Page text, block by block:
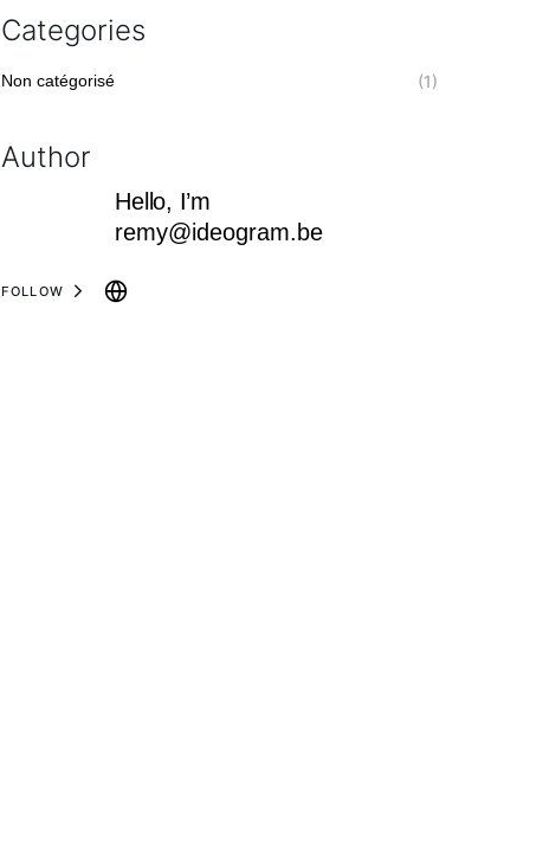
Categories
Non catégorisé (1)
Author
Hello, I’m
remy@ideogram.be
FOLLOW